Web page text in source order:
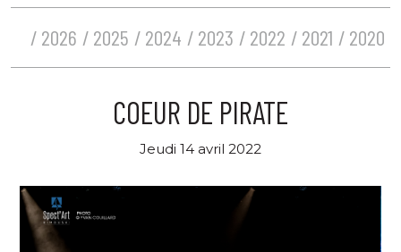
2026 2025 2024 2023 2022 2021 2020
COEUR DE PIRATE
Jeudi 14 avril 2022